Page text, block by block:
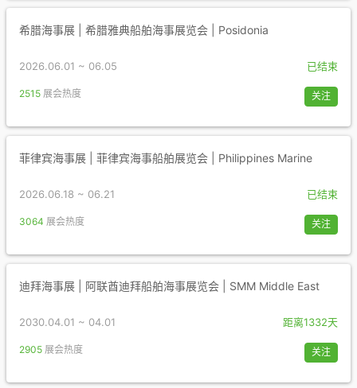
希腊海事展 | 希腊雅典船舶海事展览会 | Posidonia
2026.06.01 ~ 06.05 已结束
2515 展会热度 关注
菲律宾海事展 | 菲律宾海事船舶展览会 | Philippines Marine
2026.06.18 ~ 06.21 已结束
3064 展会热度 关注
迪拜海事展 | 阿联酋迪拜船舶海事展览会 | SMM Middle East
2030.04.01 ~ 04.01 距离1332天
2905 展会热度 关注